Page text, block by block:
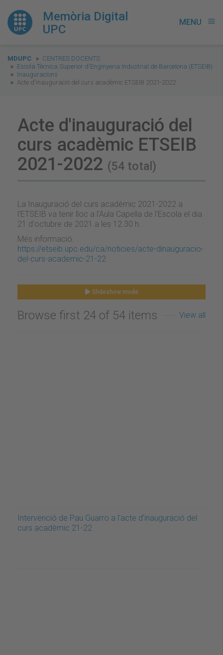
Memòria Digital
UPC
MENU menu
You
are
here:
MDUPC
CENTRES DOCENTS
Escola Tècnica Superior d'Enginyeria Industrial de Barcelona (ETSEIB)
Inauguracions
Acte d'inauguració del curs acadèmic ETSEIB 2021-2022
Acte d'inauguració del
curs acadèmic ETSEIB
2021-2022 (54 total)
La Inauguració del curs acadèmic 2021-2022 a
l'ETSEIB va tenir lloc a l'Aula Capella de l'Escola el dia
21 d'octubre de 2021 a les 12.30 h.
Més informació:
https://etseib.upc.edu/ca/noticies/acte-dinauguracio-
del-curs-academic-21-22
Slideshow mode
Browse first 24 of 54 items View all
Intervenció de Pau Guarro a l'acte d'inauguració del
curs acadèmic 21-22